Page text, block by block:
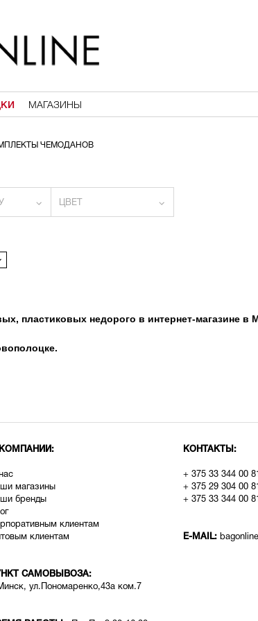
МАГАЗИНЫ
ЧЕМОДАНОВ
ЦВЕТ
пластиковых недорого в интернет-магазине в
магазины
бренды
клиентам
клиентам
САМОВЫВОЗА:
ул.Пономаренко,43а ком.7
КОНТАКТЫ:
+ 375 33 344 00
+ 375 29 304 00
+ 375 33 344 00
E-MAIL: